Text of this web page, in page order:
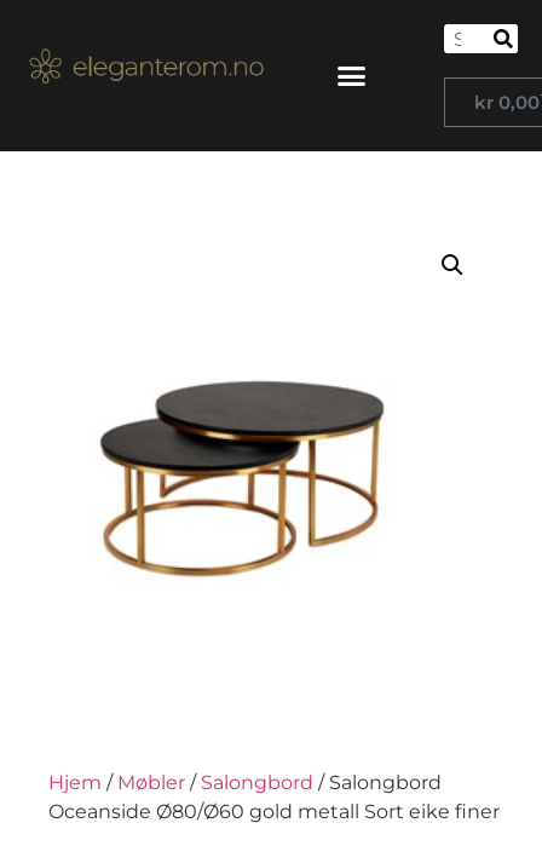
kr0,00
Hjem / Møbler / Salongbord / Salongbord
Oceanside Ø80/Ø60 gold metall Sort eike finer